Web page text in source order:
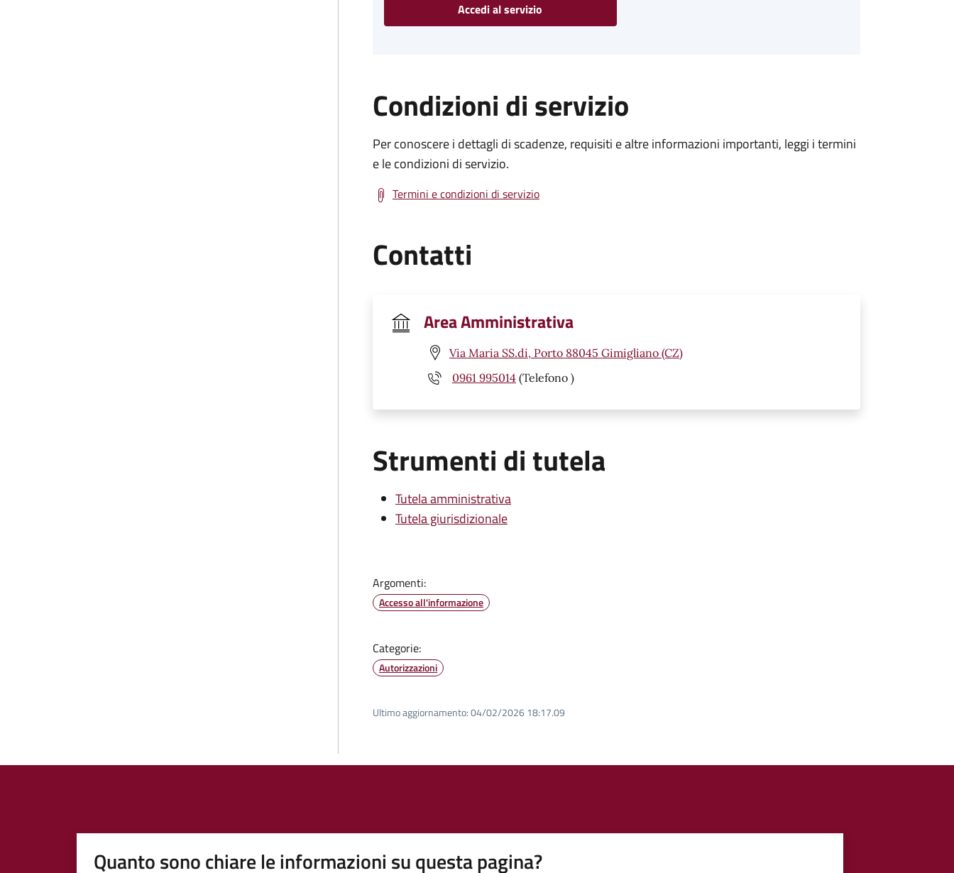
Accedi al servizio
Condizioni di servizio
Per conoscere i dettagli di scadenze, requisiti e altre informazioni importanti, leggi i termini
e le condizioni di servizio.
Termini e condizioni di servizio
Contatti
Area Amministrativa
Via Maria SS.di, Porto 88045 Gimigliano (CZ)
0961 995014 (Telefono )
Strumenti di tutela
Tutela amministrativa
Tutela giurisdizionale
Argomenti:
Accesso all'informazione
Categorie:
Autorizzazioni
Ultimo aggiornamento:04/02/2026 18:17.09
Quanto sono chiare le informazioni su questa pagina?